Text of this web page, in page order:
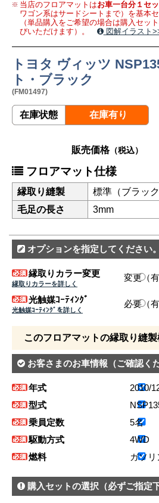
当店のフロアマットはお車一台分１セ
ワゴン系はサードシートまで）を基本
（単品購入をご希望の場合は購入セッ
びいただけます）。
図解イラスト
トヨタ ヴィッツ
ト・ブラック
(FM01497)
在庫状態 在庫有り
販売価格（税込）
フロアマット仕様
縁取り縫製
標準（ブラック
毛足の長さ
3mm
オプションを指定してください。
縁取りカラー変更
縁取りカラーを詳しく
変更（有
光触媒ｺｰﾃｨﾝｸﾞ
光触媒ｺｰﾃｨﾝｸﾞを詳しく
必要（有
このフロアマットの縁取り縫製
お客さまのお車情報 （ご確認く
年式
2010/
型式
乗員定数
5名
駆動方式
4WD
燃料
ガソリ
購入セットの選択 （必ずご指定